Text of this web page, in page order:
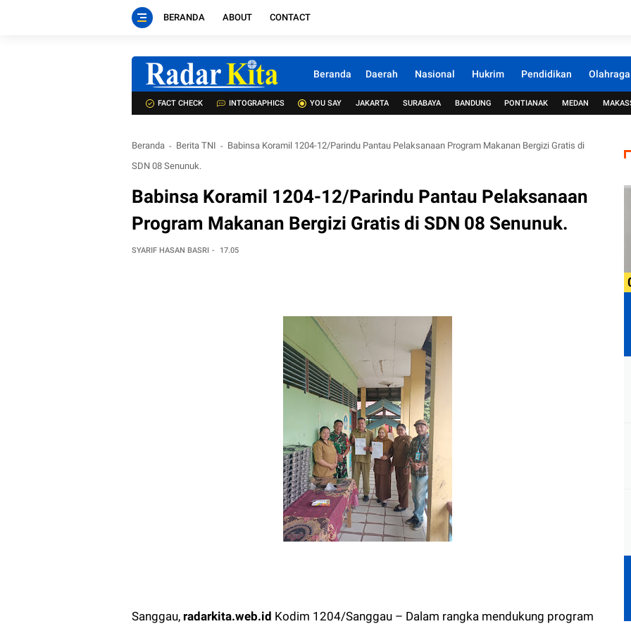
BERANDA ABOUT CONTACT
Beranda Daerah Nasional Hukrim Pendidikan Olahraga
FACT CHECK INTOGRAPHICS YOU SAY JAKARTA SURABAYA BANDUNG PONTIANAK MEDAN
Beranda Berita TNI
Babinsa Koramil 1204-12/Parindu Pantau Pelaksanaan Program Makanan Bergizi Gratis di
SDN 08 Senunuk.
Babinsa Koramil 1204-12/Parindu Pantau Pelaksanaan
Program Makanan Bergizi Gratis di SDN 08 Senunuk.
SYARIF HASAN BASRI 17.05
‎Sanggau, radarkita.web.id Kodim 1204/Sanggau – Dalam rangka mendukung program